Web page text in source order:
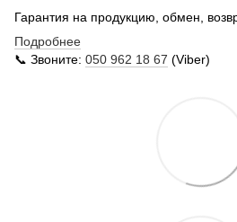
Гарантия на продукцию, обмен,
Подробнее
📞 Звоните: 050 962 18 67 (Viber)